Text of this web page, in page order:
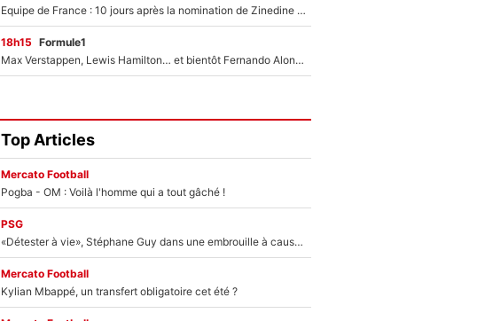
Equipe de France : 10 jours après la nomination de Zinedine Zidane, c'est au tour de son fils de prendre un nouveau départ !
18h15 Formule1
Max Verstappen, Lewis Hamilton… et bientôt Fernando Alonso ? Le classement des pilotes les mieux payés en Formule 1 risque de changer !
Top Articles
Mercato Football
Pogba - OM : Voilà l'homme qui a tout gâché !
PSG
«Détester à vie», Stéphane Guy dans une embrouille à cause du PSG !
Mercato Football
Kylian Mbappé, un transfert obligatoire cet été ?